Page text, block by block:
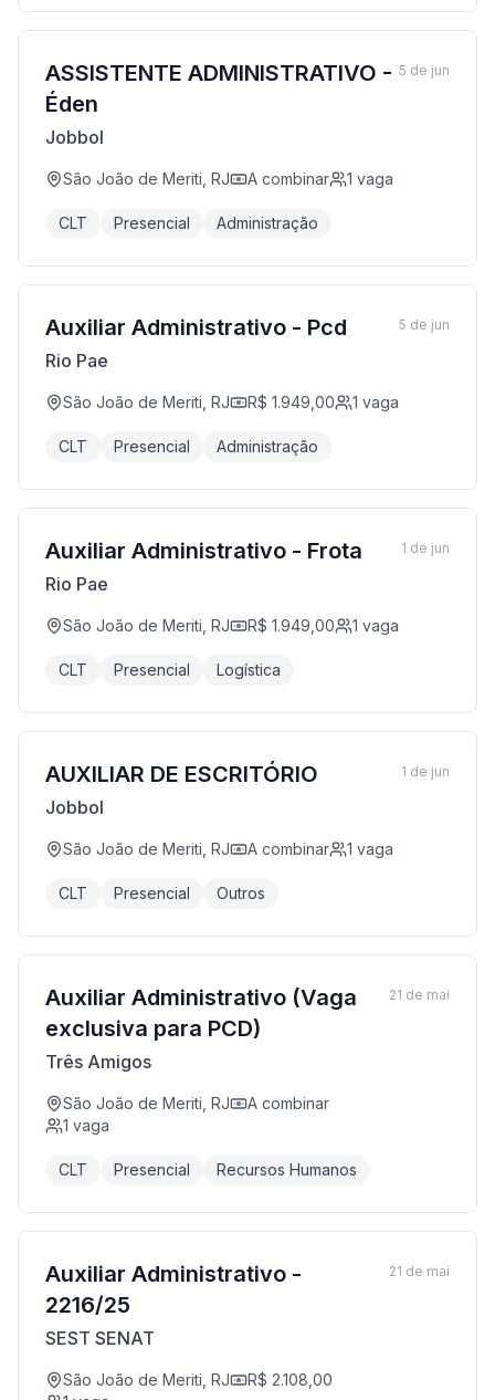
ASSISTENTE ADMINISTRATIVO -
Éden
Jobbol
São João de Meriti, RJ A combinar 1 vaga
CLT Presencial Administração
5 de jun
Auxiliar Administrativo - Pcd
Rio Pae
São João de Meriti, RJ R$ 1.949,00 1 vaga
CLT Presencial Administração
5 de jun
Auxiliar Administrativo - Frota
Rio Pae
São João de Meriti, RJ R$ 1.949,00 1 vaga
CLT Presencial Logística
1 de jun
AUXILIAR DE ESCRITÓRIO
Jobbol
São João de Meriti, RJ A combinar 1 vaga
CLT Presencial Outros
1 de jun
Auxiliar Administrativo (Vaga
exclusiva para PCD)
Três Amigos
São João de Meriti, RJ
A combinar
1 vaga
CLT Presencial Recursos Humanos
21 de mai
Auxiliar Administrativo -
2216/25
SEST SENAT
São João de Meriti, RJ
R$ 2.108,00
21 de mai